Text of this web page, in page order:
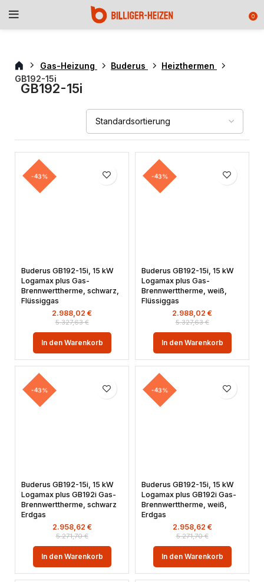
0
Gas-Heizung Buderus
Heizthermen
GB192-15i
GB192-15i
-43%
Buderus GB192-15i, 15 kW
Logamax plus Gas-
Brennwerttherme, schwarz,
Flüssiggas
5.327,63€
2.988,02 €
In den Warenkorb
-43%
Buderus GB192-15i, 15 kW
Logamax plus Gas-
Brennwerttherme, weiß,
Flüssiggas
5.327,63€
2.988,02 €
In den Warenkorb
-43%
Buderus GB192-15i, 15 kW
Logamax plus GB192i Gas-
Brennwerttherme, schwarz
Erdgas
5.271,70€
2.958,62 €
In den Warenkorb
-43%
Buderus GB192-15i, 15 kW
Logamax plus GB192i Gas-
Brennwerttherme, weiß,
Erdgas
5.271,70€
2.958,62 €
In den Warenkorb